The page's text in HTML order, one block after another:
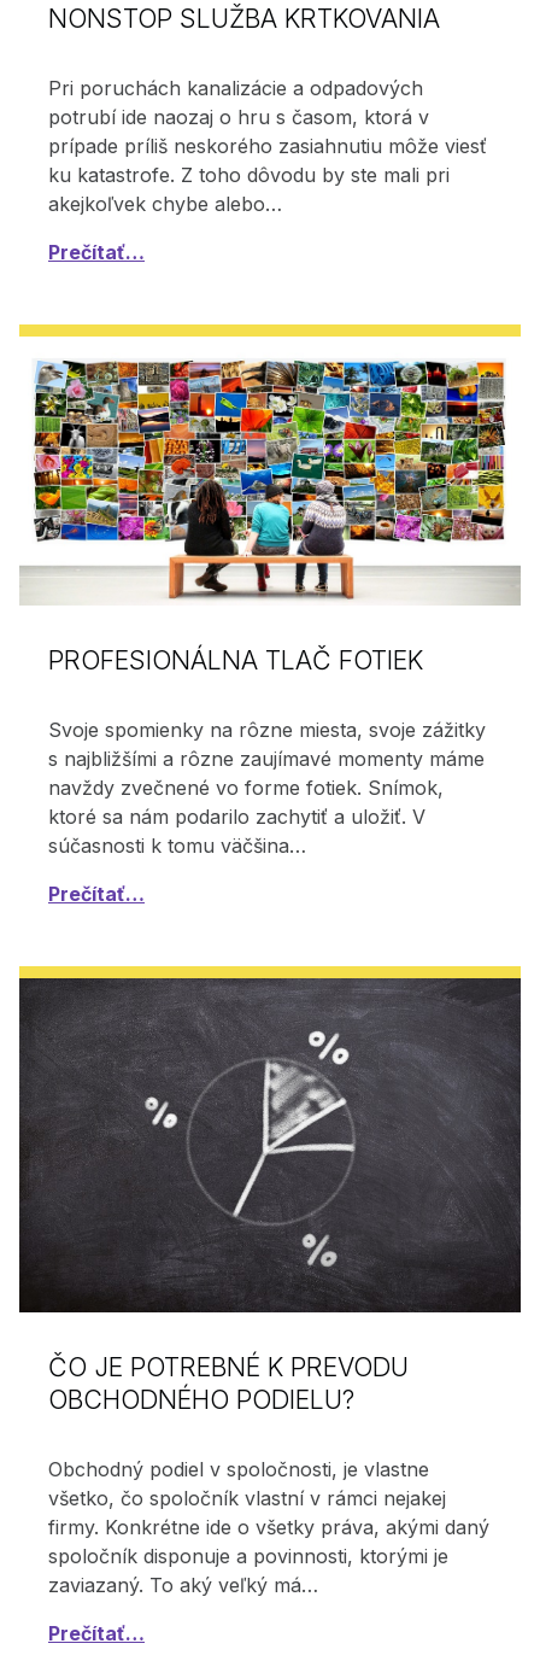
NONSTOP SLUŽBA KRTKOVANIA
Pri poruchách kanalizácie a odpadových
potrubí ide naozaj o hru s časom, ktorá v
prípade príliš neskorého zasiahnutiu môže viesť
ku katastrofe. Z toho dôvodu by ste mali pri
akejkoľvek chybe alebo…
Prečítať…
PROFESIONÁLNA TLAČ FOTIEK
Svoje spomienky na rôzne miesta, svoje zážitky
s najbližšími a rôzne zaujímavé momenty máme
navždy zvečnené vo forme fotiek. Snímok,
ktoré sa nám podarilo zachytiť a uložiť. V
súčasnosti k tomu väčšina…
Prečítať…
ČO JE POTREBNÉ K PREVODU
OBCHODNÉHO PODIELU?
Obchodný podiel v spoločnosti, je vlastne
všetko, čo spoločník vlastní v rámci nejakej
firmy. Konkrétne ide o všetky práva, akými daný
spoločník disponuje a povinnosti, ktorými je
zaviazaný. To aký veľký má…
Prečítať…